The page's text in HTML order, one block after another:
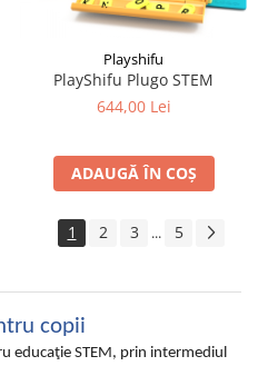
Playshifu
PlayShifu Plugo STEM
644,00 Lei
ADAUGĂ ÎN COȘ
1 2 3 ... 5
copii
educaţie STEM, prin intermediul